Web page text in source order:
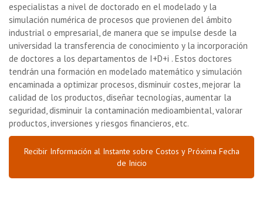
especialistas a nivel de doctorado en el modelado y la
simulación numérica de procesos que provienen del ámbito
industrial o empresarial, de manera que se impulse desde la
universidad la transferencia de conocimiento y la incorporación
de doctores a los departamentos de I+D+i . Estos doctores
tendrán una formación en modelado matemático y simulación
encaminada a optimizar procesos, disminuir costes, mejorar la
calidad de los productos, diseñar tecnologías, aumentar la
seguridad, disminuir la contaminación medioambiental, valorar
productos, inversiones y riesgos financieros, etc.
Recibir Información al Instante sobre Costos y Próxima Fecha
de Inicio